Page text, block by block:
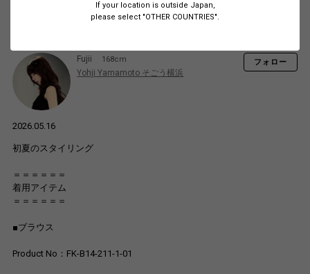
If your location is outside Japan,
please select "OTHER COUNTRIES".
Fujii 168cm
Yohji Yamamoto そごう横浜
フォロー
2026.05.16
初夏のスタイリング
＝＝＝＝＝＝
着用アイテム
＝＝＝＝＝＝
■ブラウス
Product No：FK-B14-211-1-01